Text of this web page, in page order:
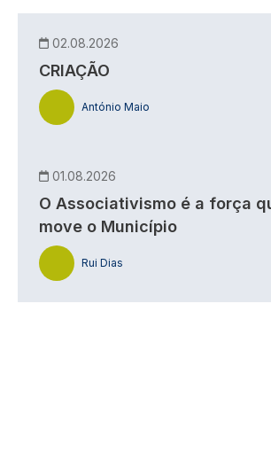
02.08.2026
CRIAÇÃO
António Maio
01.08.2026
O Associativismo é a força
move o Município
Rui Dias